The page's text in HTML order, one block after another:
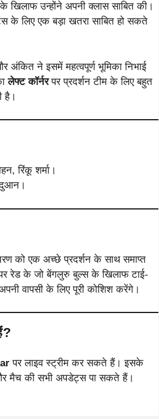
खिलाफ उन्होंने अपनी क्लास साबित की।
के लिए एक बड़ा खतरा साबित हो सकते
ने इसमें महत्वपूर्ण भूमिका निभाई
लेफ्ट कॉर्नरपर प्रदर्शन टीम के लिए बहुत
है।
रिंकू शर्मा।
दुआन।
को एक अच्छे प्रदर्शन के साथ समाप्त
रेड के जो बेंगलुरु बुल्स के खिलाफ टाई-
वापसी के लिए पूरी कोशिश करेंगे।
पर लाइव स्ट्रीम कर सकते हैं। इसके
मैच की सभी अपडेट्स पा सकते हैं।